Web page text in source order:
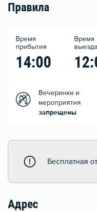
Правила
Время
прибытия
14:00
Время
выезда
Вечеринки и
мероприятия
запрещены
Бесплатная
Адрес